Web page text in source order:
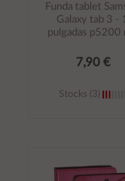
Funda tablet
Galaxy tab 3 -
pulgadas p5200
7,90 €
Stocks (3)
carrito